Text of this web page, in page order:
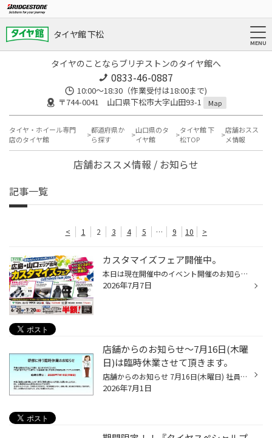
タイヤ館 下松
タイヤのことならブリヂストンのタイヤ館へ
0833-46-0887
10:00～18:30（作業受付は18:00まで)
〒744-0041 山口県下松市大字山田93-1
Map
タイヤ・ホイール専門
店のタイヤ館
都道府県か
ら探す
山口県のタ
イヤ館
タイヤ館 下
松TOP
店舗おスス
メ情報
店舗おススメ情報 / お知らせ
記事一覧
< 1 2 3 4 5 … 9 10 >
カスタマイズフェア開催中。
本日は現在開催中のイベント開催のお知らせになります。 カスタマイズフェア 開催期間：6/20（土）～7/20（月） 期間中、対象商品をご購入/お取り付けで アライメント工賃 または 取付作業工賃が通常価格の半額に。 対象商品 車高調・ダウンサス・ショックアブソーバー マフラー シート カーセキュ...
2026年7月7日
店舗からのお知らせ〜7月16日(木曜
日)は臨時休業させて頂きます。
店舗からのお知らせ 7月16日(木曜日) 社員研修の為 臨時休業させて頂きます。 店長:姫野
2026年7月1日